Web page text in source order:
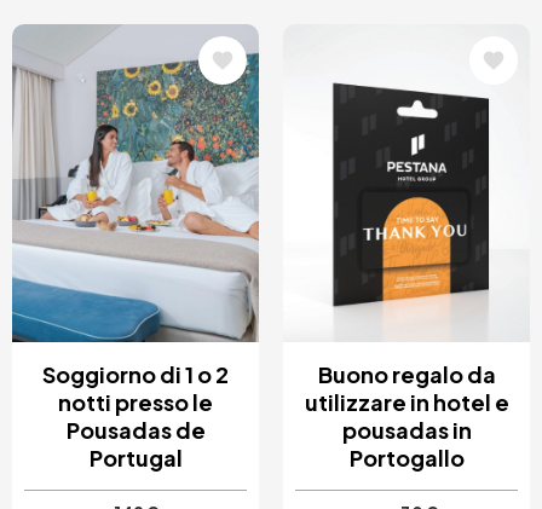
Immagine
Soggiorno di 1 o 2
notti presso le
Pousadas de
Portugal
Buono regalo da
utilizzare in hotel e
pousadas in
Portogallo